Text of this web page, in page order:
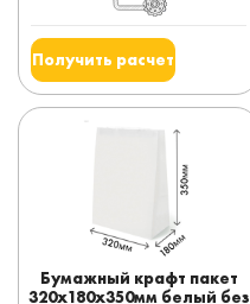
Получить расчет
Бумажный крафт пакет
320x180x350мм белый без